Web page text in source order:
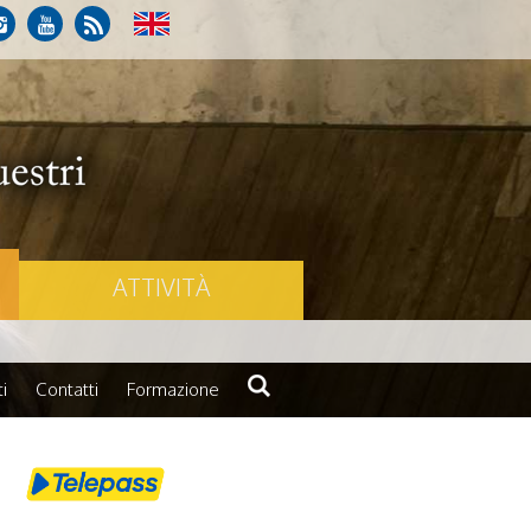
ATTIVITÀ
Contatti Formazione